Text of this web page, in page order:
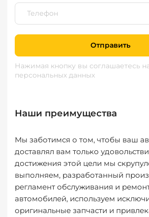
Отправить
Нажимая кнопку вы соглашаетесь
персональных данных
Наши преимущества
Мы заботимся о том, чтобы ваш
доставлял вам только
достижения этой цели мы
выполняем, разработанный
регламент обслуживания и
автомобилей, используем
оригинальные запчасти и